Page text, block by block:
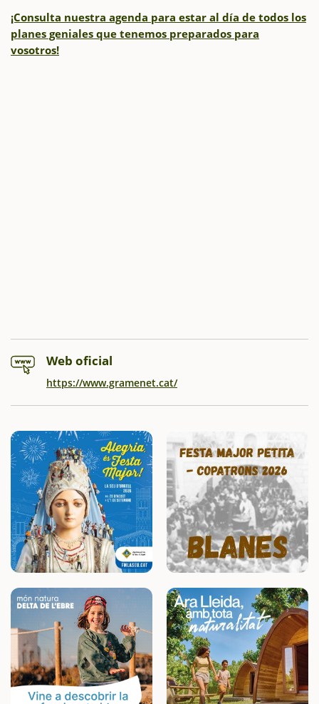
¡Consulta nuestra agenda para estar al día de todos los
planes geniales que tenemos preparados para
vosotros!
Web oficial
https://www.gramenet.cat/